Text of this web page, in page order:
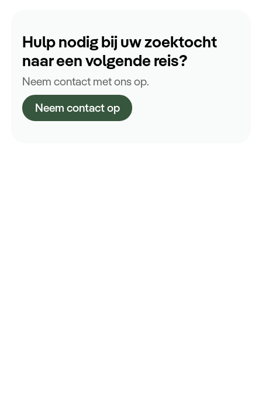
Hulp nodig bij uw zoektocht
naar een volgende reis?
Neem contact met ons op.
Neem contact op